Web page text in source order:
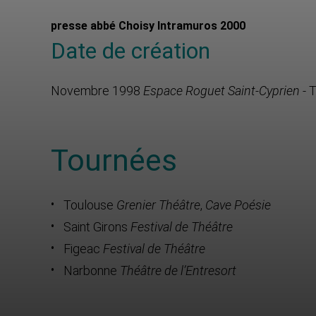
presse abbé Choisy Intramuros 2000
Date de création
Novembre 1998 Espace Roguet Saint-Cyprien -
Tournées
Toulouse Grenier Théâtre, Cave Poésie
Saint Girons Festival de Théâtre
Figeac Festival de Théâtre
Narbonne Théâtre de l’Entresort